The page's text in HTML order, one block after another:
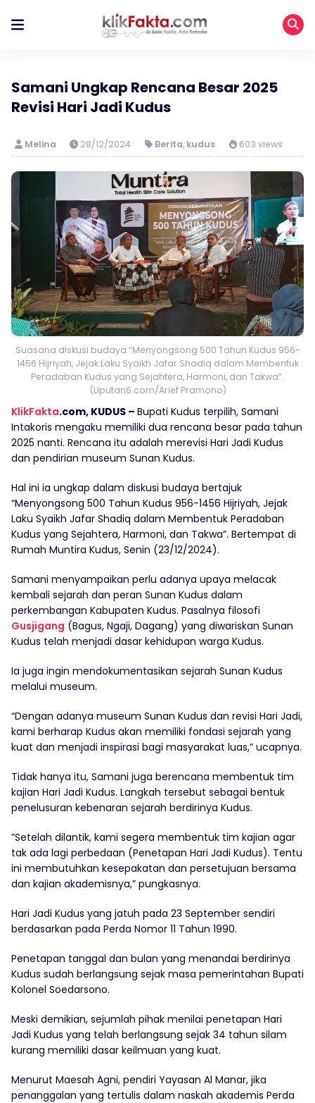
Samani Ungkap Rencana Besar 2025
Revisi Hari Jadi Kudus
Melina 28/12/2024 Berita, kudus 603 views
Suasana diskusi budaya “Menyongsong 500 Tahun Kudus 956-
1456 Hijriyah, Jejak Laku Syaikh Jafar Shadiq dalam Membentuk
Peradaban Kudus yang Sejahtera, Harmoni, dan Takwa”.
(Liputan6.com/Arief Pramono)
KlikFakta.com, KUDUS – Bupati Kudus terpilih, Samani
Intakoris mengaku memiliki dua rencana besar pada tahun
2025 nanti. Rencana itu adalah merevisi Hari Jadi Kudus
dan pendirian museum Sunan Kudus.
Hal ini ia ungkap dalam diskusi budaya bertajuk
“Menyongsong 500 Tahun Kudus 956-1456 Hijriyah, Jejak
Laku Syaikh Jafar Shadiq dalam Membentuk Peradaban
Kudus yang Sejahtera, Harmoni, dan Takwa”. Bertempat di
Rumah Muntira Kudus, Senin (23/12/2024).
Samani menyampaikan perlu adanya upaya melacak
kembali sejarah dan peran Sunan Kudus dalam
perkembangan Kabupaten Kudus. Pasalnya filosofi
Gusjigang (Bagus, Ngaji, Dagang) yang diwariskan Sunan
Kudus telah menjadi dasar kehidupan warga Kudus.
Ia juga ingin mendokumentasikan sejarah Sunan Kudus
melalui museum.
“Dengan adanya museum Sunan Kudus dan revisi Hari Jadi,
kami berharap Kudus akan memiliki fondasi sejarah yang
kuat dan menjadi inspirasi bagi masyarakat luas,” ucapnya.
Tidak hanya itu, Samani juga berencana membentuk tim
kajian Hari Jadi Kudus. Langkah tersebut sebagai bentuk
penelusuran kebenaran sejarah berdirinya Kudus.
”Setelah dilantik, kami segera membentuk tim kajian agar
tak ada lagi perbedaan (Penetapan Hari Jadi Kudus). Tentu
ini membutuhkan kesepakatan dan persetujuan bersama
dan kajian akademisnya,” pungkasnya.
Hari Jadi Kudus yang jatuh pada 23 September sendiri
berdasarkan pada Perda Nomor 11 Tahun 1990.
Penetapan tanggal dan bulan yang menandai berdirinya
Kudus sudah berlangsung sejak masa pemerintahan Bupati
Kolonel Soedarsono.
Meski demikian, sejumlah pihak menilai penetapan Hari
Jadi Kudus yang telah berlangsung sejak 34 tahun silam
kurang memiliki dasar keilmuan yang kuat.
Menurut Maesah Agni, pendiri Yayasan Al Manar, jika
penanggalan yang tertulis dalam naskah akademis Perda